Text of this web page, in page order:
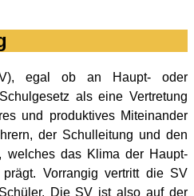
egal ob an Haupt- oder
als eine Vertretung
und produktives Miteinander
der Schulleitung und den
welches das Klima der Haupt-
Vorrangig vertritt die SV
Die SV ist also auf der